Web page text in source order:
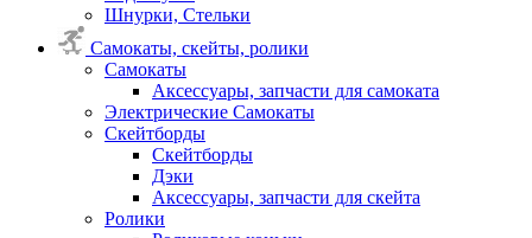
Шнурки, Стельки
Самокаты, скейты, ролики
Самокаты
Аксессуары, запчасти для самоката
Электрические Самокаты
Скейтборды
Скейтборды
Дэки
Аксессуары, запчасти для скейта
Ролики